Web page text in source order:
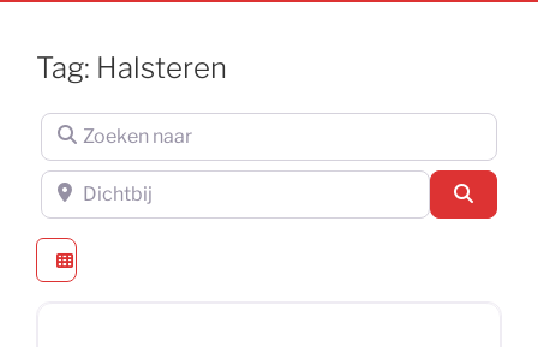
Tag: Halsteren
Zoeken naar
Dichtbij